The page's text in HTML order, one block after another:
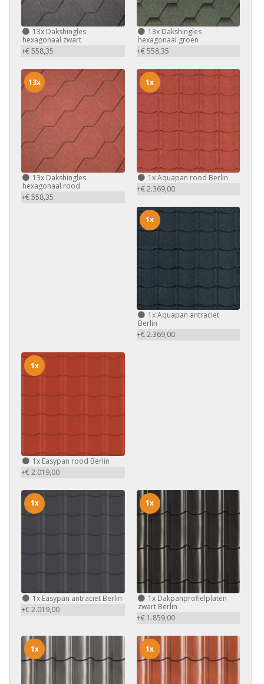
13x Dakshingles
hexagonaal zwart
+€ 558,35
13xDakshingles
hexagonaal groen
+€ 558,35
13x Dakshingles
hexagonaal rood
+€ 558,35
13x
1xAquapan rood Berlin
+€ 2.369,00
1x
1xAquapan antraciet
Berlin
+€ 2.369,00
1x
1x Easypan rood Berlin
+€ 2.019,00
1x
1x Easypan antraciet Berlin
+€ 2.019,00
1x
1xDakpanprofielplaten
zwart Berlin
+€ 1.859,00
1x
1x 1x